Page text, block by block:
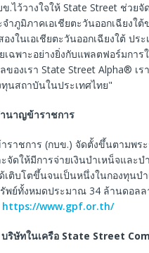
ข.ไว้วางใจให้ State Street ช่ว
ำภูมิภาคเอเชียตะวันออกเฉียง
งในเอเชียตะวันออกเฉียงใต้ ป
เฉพาะอย่างยิ่งกับแพลตฟอร์มกา
องเรา State Street Alpha® เ
นสถาบันในประเทศไทย"
ำนาญข้าราชการ
ราชการ (กบข.) จัดตั้งขึ้นตามพ
จัดให้มีการจ่ายเงินบำเหน็จและ
เติบโตขึ้นจนเป็นหนึ่งในกองทุน
พย์ทั้งหมดประมาณ 34 ล้านดอล
https://www.gpf.or.th/
บริษัทในเครือState Street